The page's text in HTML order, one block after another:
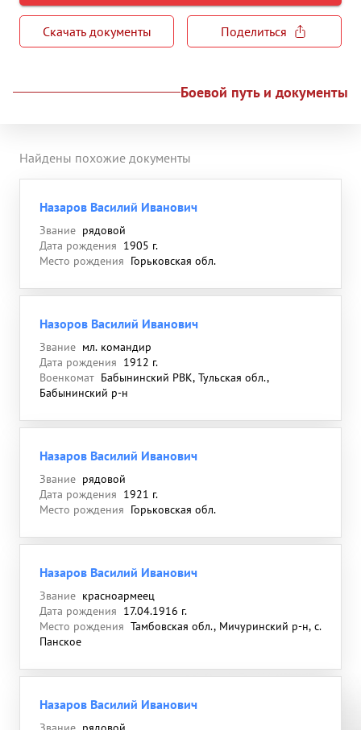
Скачать документы Поделиться
Боевой путь и документы
Найдены похожие документы
Назаров Василий Иванович
Звание рядовой
Дата рождения 1905 г.
Место рождения Горьковская обл.
Назоров Василий Иванович
Звание мл. командир
Дата рождения 1912 г.
Военкомат Бабынинский РВК, Тульская обл.,
Бабынинский р-н
Назаров Василий Иванович
Звание рядовой
Дата рождения 1921 г.
Место рождения Горьковская обл.
Назаров Василий Иванович
Звание красноармеец
Дата рождения 17.04.1916 г.
Место рождения Тамбовская обл., Мичуринский р-н, с.
Панское
Назаров Василий Иванович